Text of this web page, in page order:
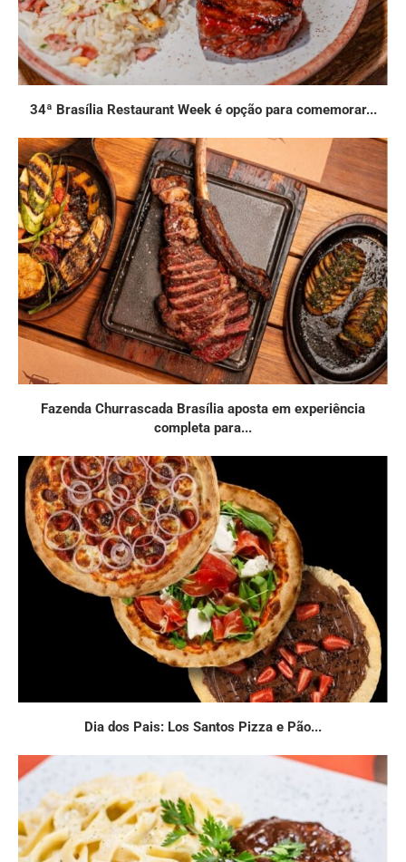
34ª Brasília Restaurant Week é opção para comemorar...
Fazenda Churrascada Brasília aposta em experiência
completa para...
Dia dos Pais: Los Santos Pizza e Pão...